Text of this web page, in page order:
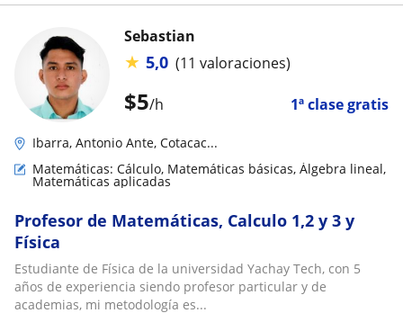
$5/h 1ª clase gratis
Sebastian
★ 5,0 (11 valoraciones)
Ibarra, Antonio Ante, Cotacac...
Matemáticas: Cálculo, Matemáticas básicas, Álgebra lineal,
Matemáticas aplicadas
Profesor de Matemáticas, Calculo 1,2 y 3 y
Física
Estudiante de Física de la universidad Yachay Tech, con 5
años de experiencia siendo profesor particular y de
academias, mi metodología es...